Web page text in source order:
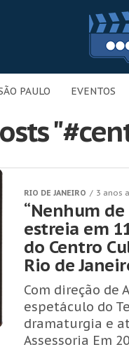
PAULO EVENTOS
RIO DE JANEIRO 3 anos
“Nenhum
estreia em
do Centro
Rio de
Com direção de
espetáculo do
dramaturgia e
Assessoria Em